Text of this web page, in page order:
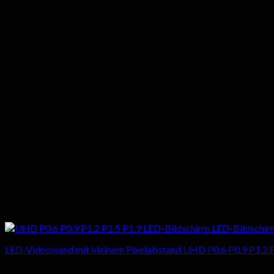
LED-Videowand mit kleinem Pixelabstand UHD P0.6 P0.9 P1.2